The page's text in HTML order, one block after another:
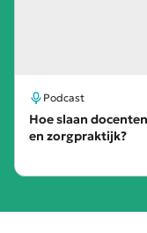
Podcast
Hoe slaan
en zorgpraktijk?